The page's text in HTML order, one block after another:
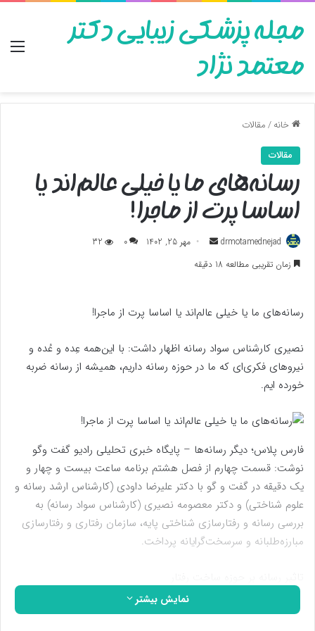
مجله پزشکی زیبایی دکتر
معتمد نژاد
خانه/مقالات
مقالات
رسانه‌های ما یا خیلی عالم‌اند یا
اساسا پرت از ماجرا!
drmotamednejad
ارسال
به
مهر 25, 1402 0
32
زمان تقریبی مطالعه 18 دقیقه
رسانه‌های ما یا خیلی عالم‌اند یا اساسا پرت از ماجرا!
نصیری کارشناس سواد رسانه ‌اظهار داشت: با این‌همه عِده و عُده و
نیروهای فکری‌ای که ما در حوزه رسانه داریم، همیشه از رسانه ضربه
خورده ایم.
فارس پلاس؛ دیگر رسانه‌ها – پایگاه خبری تحلیلی رادیو گفت وگو
نوشت: قسمت چهارم از فصل هشتم برنامه ساعت بیست و چهار و
یک دقیقه در گفت و گو با دکتر علیرضا داودی (کارشناس ارشد رسانه و
علوم شناختی) و دکتر معصومه نصیری (کارشناس سواد رسانه‌) به
بررسی رسانه و رفتارسازی شناختی پایه، سازمان رفتاری و رفتارسازی
مبارزه‌طلبانه و سرسخت‌گرایانه پرداخت.
حسین‌زاده-کارشناس مجری: رسانه چگونه می‌تواند رفتاری را تولید
نمایش بیشتر